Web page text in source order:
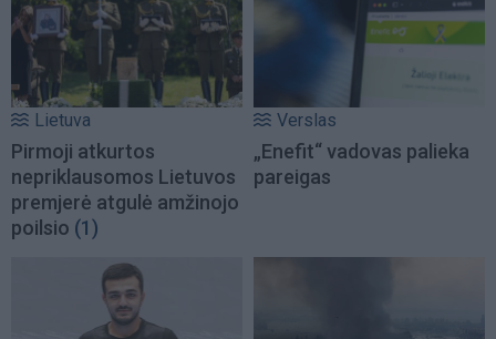
Lietuva
Pirmoji atkurtos
nepriklausomos Lietuvos
premjerė atgulė amžinojo
poilsio (1)
Verslas
„Enefit“ vadovas palieka
pareigas